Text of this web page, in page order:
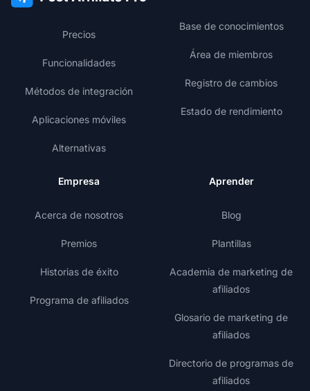
Precios
Funcionalidades
Métodos de integración
Aplicaciones móviles
Alternativas
Base de conocimientos
Área de miembros
Registro de cambios
Estado de rendimiento
Empresa
Acerca de nosotros
Premios
Historias de éxito
Programa de afiliados
Aprender
Blog
Plantillas
Academia de marketing de
afiliados
Glosario de marketing de
afiliados
Directorio de programas de
afiliados